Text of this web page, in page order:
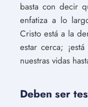
basta con decir
enfatiza a lo
Cristo está a la
estar cerca;
nuestras vidas
Deben ser